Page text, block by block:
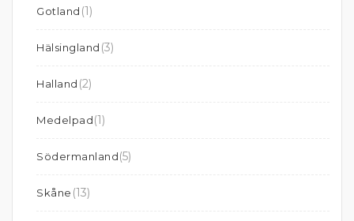
Gotland (1)
Hälsingland (3)
Halland (2)
Medelpad(1)
Södermanland(5)
Skåne (13)